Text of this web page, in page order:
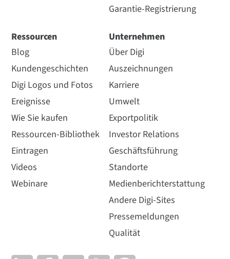
Garantie-Registrierung
Ressourcen
Blog
Kundengeschichten
Digi Logos und Fotos
Ereignisse
Wie Sie kaufen
Ressourcen-Bibliothek
Eintragen
Videos
Webinare
Unternehmen
Über Digi
Auszeichnungen
Karriere
Umwelt
Exportpolitik
Investor Relations
Geschäftsführung
Standorte
Medienberichterstattung
Andere Digi-Sites
Pressemeldungen
Qualität